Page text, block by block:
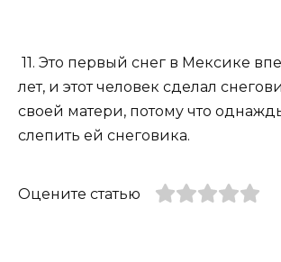
11. Это первый снег в Мексике
лет, и этот человек сделал
своей матери, потому что
слепить ей снеговика.
Оцените статью